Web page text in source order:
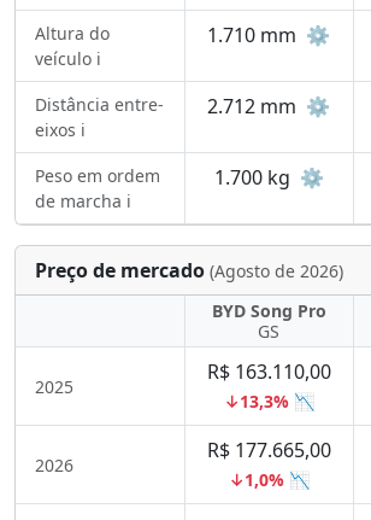
Altura do
veículo ℹ️
1.710 mm ⚙️
Distância entre-
eixos ℹ️
2.712 mm ⚙️
Peso em ordem
de marcha ℹ️
1.700 kg ⚙️
Preço de mercado (Agosto de 2026)
BYD Song Pro
GS
2025
R$ 163.110,00
↓13,3% 📉
2026
R$ 177.665,00
↓1,0% 📉